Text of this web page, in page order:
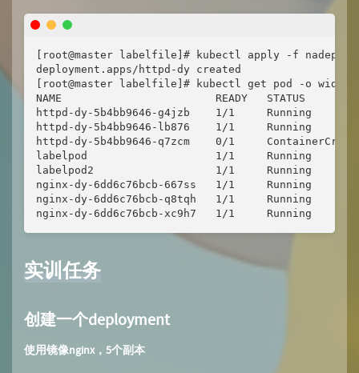
[root@master labelfile]# kubectl apply -f
deployment.apps/httpd-dy created
[root@master labelfile]# kubectl get pod -o wide
NAME                        READY   STATUS
httpd-dy-5b4bb9646-g4jzb    1/1     Running
httpd-dy-5b4bb9646-lb876    1/1     Running
httpd-dy-5b4bb9646-q7zcm    0/1
labelpod                    1/1     Running
labelpod2                   1/1     Running
nginx-dy-6dd6c76bcb-667ss   1/1     Running
nginx-dy-6dd6c76bcb-q8tqh   1/1     Running
nginx-dy-6dd6c76bcb-xc9h7   1/1     Running
实训任务
创建一个deployment
使用镜像nginx，5个副本